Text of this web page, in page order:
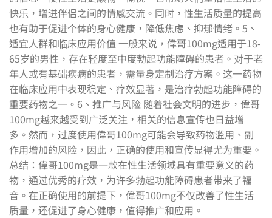
快乐，增进伴侣之间的情感交流。同时，性生活质量的提高
也有助于促进个体的身心健康，降低焦虑、抑郁情绪。5、
适宜人群和临床应用价值 一般来说，偉哥100mg适用于18-
65岁的男性，存在轻度至中度勃起功能障碍的患者。对于老
年人或有基础疾病的患者，需量身定制治疗方案。这一药物
在临床应用中表现稳定、疗效显著，是治疗勃起功能障碍的
重要药物之一。6、推广与风险 随着社会文明的进步，偉哥
100mg越来越受到广泛关注，相关的信息宣传也日益增
多。然而，过度使用偉哥100mg可能会导致药物滥用、副
作用增加的风险，因此，正确的使用和宣传显得尤为重要。
总结：偉哥100mg是一款在性生活领域具有重要意义的药
物，通过优秀的疗效，为许多勃起功能障碍患者带来了福
音。在正确使用的前提下，偉哥100mg不仅改善了性生活
质量，还促进了身心健康，值得推广和应用。